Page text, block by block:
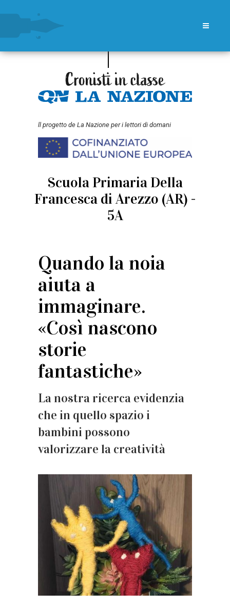
ll progetto de La Nazione per i lettori di domani
Scuola Primaria Della
Francesca di Arezzo (AR) -
5A
Quando la noia
aiuta a
immaginare.
«Così nascono
storie
fantastiche»
La nostra ricerca evidenzia
che in quello spazio i
bambini possono
valorizzare la creatività